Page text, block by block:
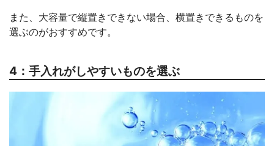
また、大容量で縦置きできない場合、横置きできるものを
選ぶのがおすすめです。
4：手入れがしやすいものを選ぶ